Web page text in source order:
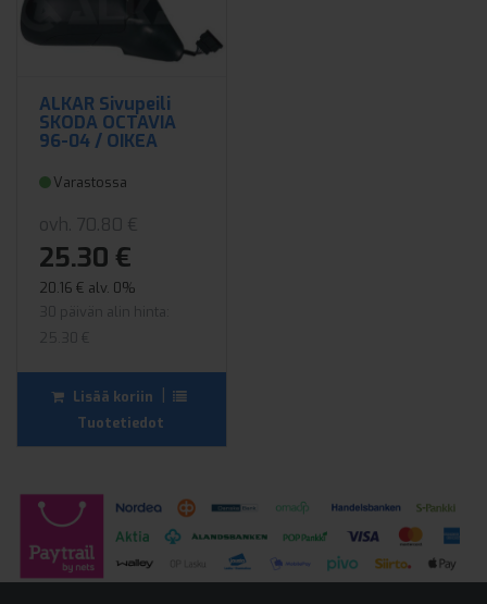
ALKAR Sivupeili
SKODA OCTAVIA
96-04 / OIKEA
Varastossa
ovh. 70.80 €
25.30 €
20.16 € alv. 0%
30 päivän alin hinta:
25.30 €
Lisää koriin
Tuotetiedot